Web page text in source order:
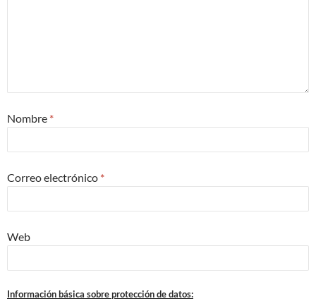
Nombre *
Correo electrónico *
Web
Información básica sobre protección de datos: